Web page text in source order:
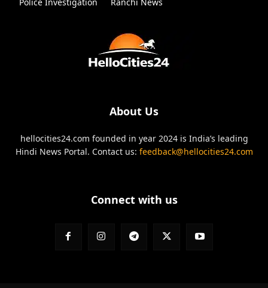
About Us
hellocities24.com founded in year 2024 is India’s leading
Hindi News Portal. Contact us: feedback@hellocities24.com
Connect with us